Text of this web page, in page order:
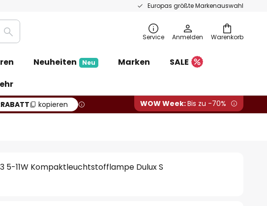
Europas größte Markenauswahl
Warenkorb
Suche Service Anmelden
Neuheiten Neu Marken
SALE
RABATT kopieren WOW Week:Bis zu -70%
5-11W Kompaktleuchtstofflampe Dulux S